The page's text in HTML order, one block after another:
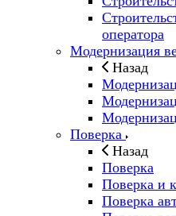
оператора
Модернизация
Назад
Поверка
Назад
Поверка
Поверка и
Поверка